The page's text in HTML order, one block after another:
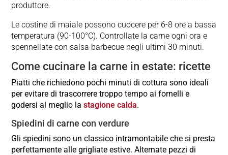
produttore.
Le costine di maiale possono cuocere per 6-8 ore a bassa
temperatura (90-100°C). Controllate la carne ogni ora e
spennellate con salsa barbecue negli ultimi 30 minuti.
Come cucinare la carne in estate: ricette
Piatti che richiedono pochi minuti di cottura sono ideali
per evitare di trascorrere troppo tempo ai fornelli e
godersi al meglio lastagione calda.
Spiedini di carne con verdure
Gli spiedini sono un classico intramontabile che si presta
perfettamente alle grigliate estive. Alternate pezzi di